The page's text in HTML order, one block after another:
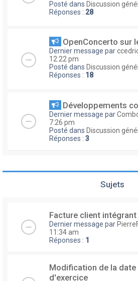
Posté dans Discussion
Réponses : 28
OpenConcerto sur
Dernier message par
12:22 pm
Posté dans Discussion
Réponses : 18
Développements
Dernier message par
7:26 pm
Posté dans Discussion
Réponses : 3
Sujets
Facture client intégrant
Dernier message par
11:34 am
Réponses : 1
Modification de la
d'exercice